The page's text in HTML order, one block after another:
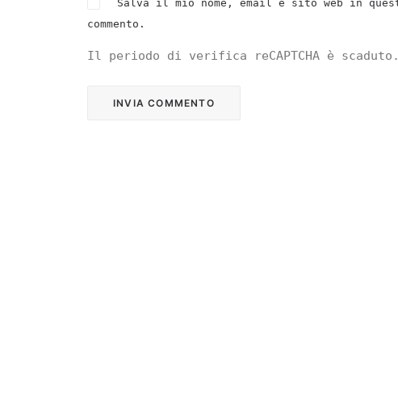
Salva il mio nome, email e sito web in
commento.
Il periodo di verifica reCAPTCHA è